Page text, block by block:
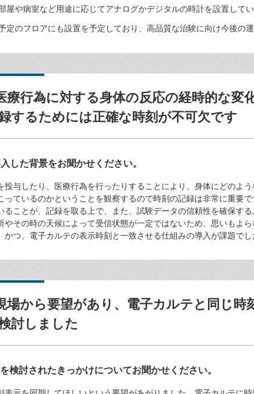
屋や病室など用途に応じてアナログかデジタルの時計を設置して
定のフロアにも設置を予定しており、高品質な治験に向け今後の
療行為に対する身体の反応の経時的な変
するためには正確な時刻が不可欠です
した背景をお聞かせください。
投与したり、医療行為を行ったりすることにより、身体にどのよ
っているのかということを観察するので時刻の記録は非常に重要
ることが、記録を取る上で、また、試験データの信頼性を確保す
やその時の天候によって受信状態が一定ではないため、思いもよ
つ、電子カルテの表示時刻と一致させる仕組みの導入が課題でし
場から要望があり、電子カルテと同じ時
討しました
討されたきっかけについてお聞かせください。